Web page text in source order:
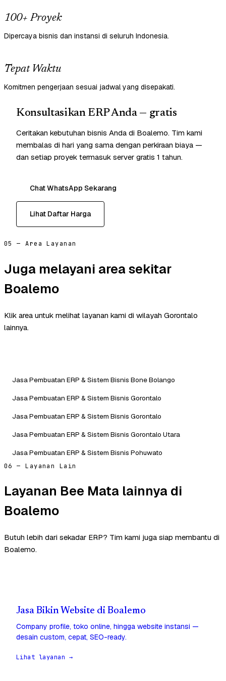
100+ Proyek
Dipercaya bisnis dan instansi di seluruh Indonesia.
Tepat Waktu
Komitmen pengerjaan sesuai jadwal yang disepakati.
Konsultasikan ERP Anda — gratis
Ceritakan kebutuhan bisnis Anda di Boalemo. Tim kami
membalas di hari yang sama dengan perkiraan biaya —
dan setiap proyek termasuk server gratis 1 tahun.
Chat WhatsApp Sekarang
Lihat Daftar Harga
05 — Area Layanan
Juga melayani area sekitar
Boalemo
Klik area untuk melihat layanan kami di wilayah Gorontalo
lainnya.
Jasa Pembuatan ERP & Sistem Bisnis Bone Bolango
Jasa Pembuatan ERP & Sistem Bisnis Gorontalo
Jasa Pembuatan ERP & Sistem Bisnis Gorontalo
Jasa Pembuatan ERP & Sistem Bisnis Gorontalo Utara
Jasa Pembuatan ERP & Sistem Bisnis Pohuwato
06 — Layanan Lain
Layanan Bee Mata lainnya di
Boalemo
Butuh lebih dari sekadar ERP? Tim kami juga siap membantu di
Boalemo.
Jasa Bikin Website di Boalemo
Company profile, toko online, hingga website instansi —
desain custom, cepat, SEO-ready.
Lihat layanan →